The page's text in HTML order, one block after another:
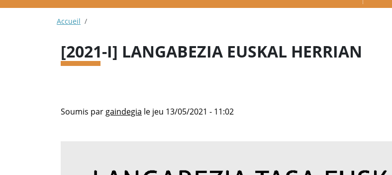
Fil d'Ariane
Accueil
[2021-I] LANGABEZIA EUSKAL HERRIAN
Soumis par gaindegia le jeu 13/05/2021 - 11:02